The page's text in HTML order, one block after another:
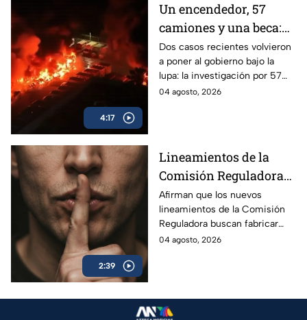
crimen organizado.
4:17
Un encendedor, 57
camiones y una beca:
las polémicas que
persiguen al gobierno
Dos casos recientes volvieron
a poner al gobierno bajo la
lupa: la investigación por 57
camiones incendiados y la
04 agosto, 2026
2:39
Lineamientos de la
Comisión Reguladora
buscan silenciar a TV
Azteca
Afirman que los nuevos
lineamientos de la Comisión
Reguladora buscan fabricar
autocensura y controlar los
04 agosto, 2026